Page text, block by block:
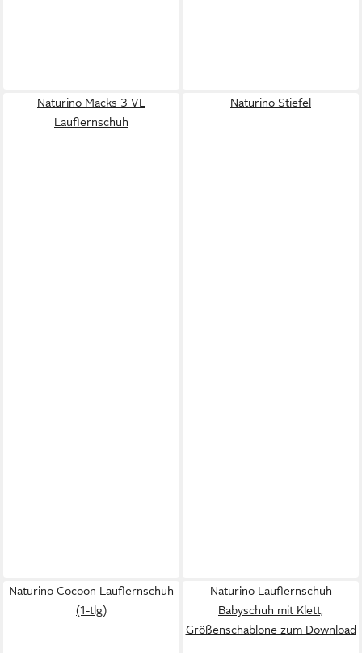
Naturino Macks 3 VL
Lauflernschuh
Naturino Stiefel
Naturino Cocoon Lauflernschuh
(1-tlg)
Naturino Lauflernschuh
Babyschuh mit Klett,
Größenschablone zum Download